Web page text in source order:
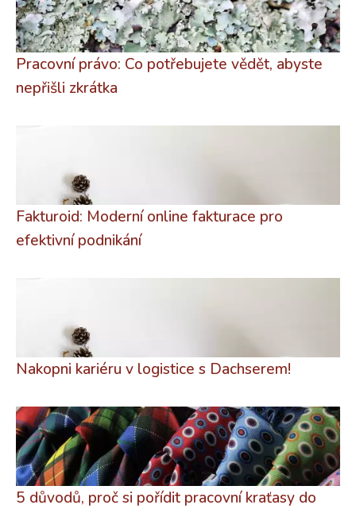
Pracovní právo: Co potřebujete vědět, abyste
nepřišli zkrátka
Fakturoid: Moderní online fakturace pro
efektivní podnikání
Nakopni kariéru v logistice s Dachserem!
5 důvodů, proč si pořídit pracovní kraťasy do